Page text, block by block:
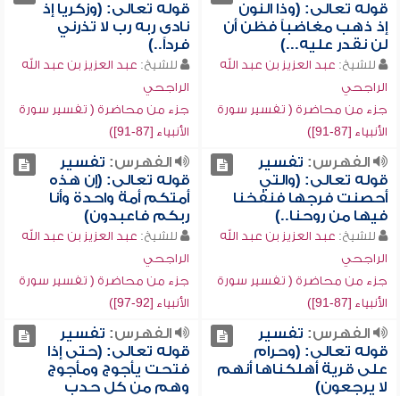
قوله تعالى: (وذا النون
إذ ذهب مغاضباً فظن أن
لن نقدر عليه...)
للشيخ: عبد العزيز بن عبد الله
الراجحي
جزء من محاضرة ( تفسير سورة
الأنبياء [87-91])
قوله تعالى: (وزكريا إذ
نادى ربه رب لا تذرني
فرداً..)
للشيخ: عبد العزيز بن عبد الله
الراجحي
جزء من محاضرة ( تفسير سورة
الأنبياء [87-91])
الفهرس: تفسير
قوله تعالى: (والتي
أحصنت فرجها فنفخنا
فيها من روحنا..)
للشيخ: عبد العزيز بن عبد الله
الراجحي
جزء من محاضرة ( تفسير سورة
الأنبياء [87-91])
الفهرس: تفسير
قوله تعالى: (إن هذه
أمتكم أمة واحدة وأنا
ربكم فاعبدون)
للشيخ: عبد العزيز بن عبد الله
الراجحي
جزء من محاضرة ( تفسير سورة
الأنبياء [92-97])
الفهرس: تفسير
قوله تعالى: (وحرام
على قرية أهلكناها أنهم
لا يرجعون)
الفهرس: تفسير
قوله تعالى: (حتى إذا
فتحت يأجوج ومأجوج
وهم من كل حدب